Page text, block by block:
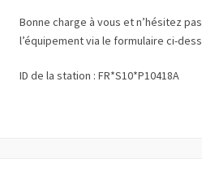
Bonne charge à vous et n’hésitez
l’équipement via le formulaire ci-
ID de la station : FR*S10*P10418A